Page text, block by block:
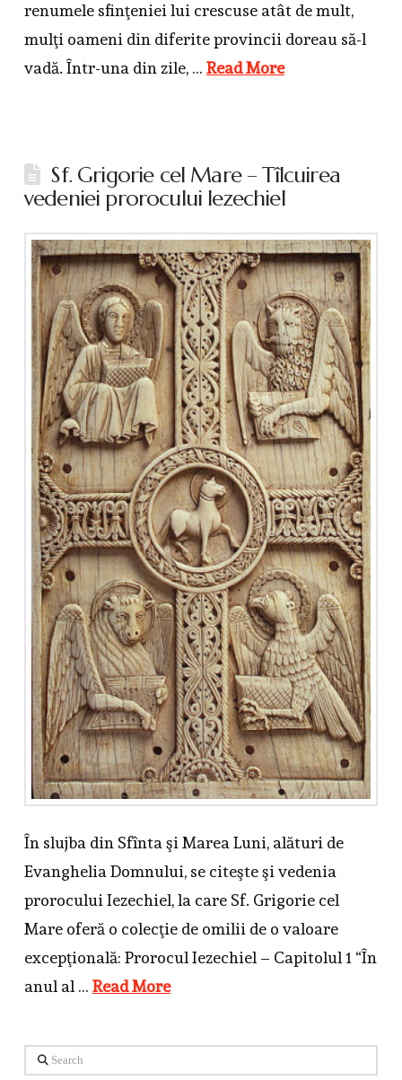
renumele sfinţeniei lui crescuse atât de mult,
mulţi oameni din diferite provincii doreau să-l
vadă. Într-una din zile, … Read More
Sf. Grigorie cel Mare – Tîlcuirea
vedeniei prorocului Iezechiel
În slujba din Sfînta şi Marea Luni, alături de
Evanghelia Domnului, se citeşte şi vedenia
prorocului Iezechiel, la care Sf. Grigorie cel
Mare oferă o colecţie de omilii de o valoare
excepţională: Prorocul Iezechiel – Capitolul 1 “În
anul al … Read More
Search